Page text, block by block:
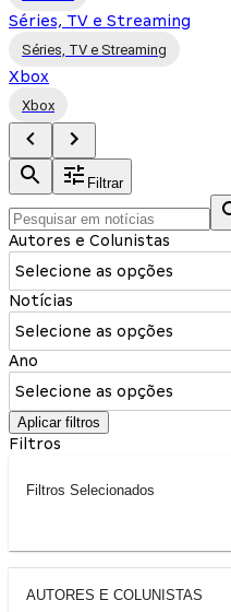
Séries, TV e Streaming
Séries, TV e Streaming
Xbox
Xbox
Filtrar
Autores e Colunistas
Selecione as opções
Notícias
Selecione as opções
Ano
Selecione as opções
Aplicar filtros
Filtros
Filtros Selecionados
AUTORES E COLUNISTAS